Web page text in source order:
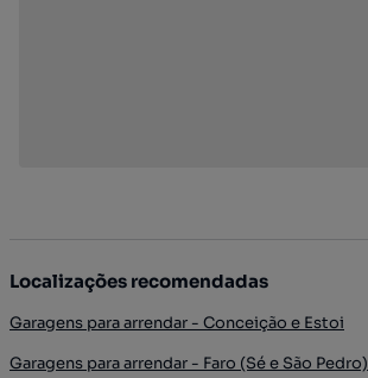
Localizações recomendadas
Garagens para arrendar - Conceição e Estoi
Garagens para arrendar - Faro (Sé e São Pedro)